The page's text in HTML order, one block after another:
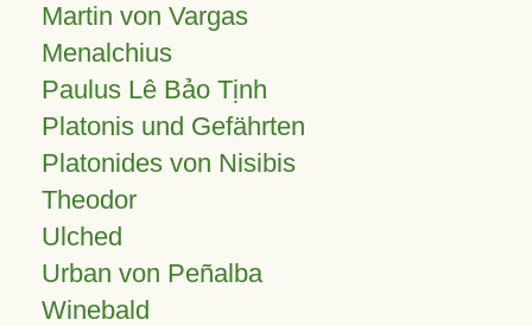
Martin von Vargas
Menalchius
Paulus Lê Bảo Tịnh
Platonis und Gefährten
Platonides von Nisibis
Theodor
Ulched
Urban von Peñalba
Winebald